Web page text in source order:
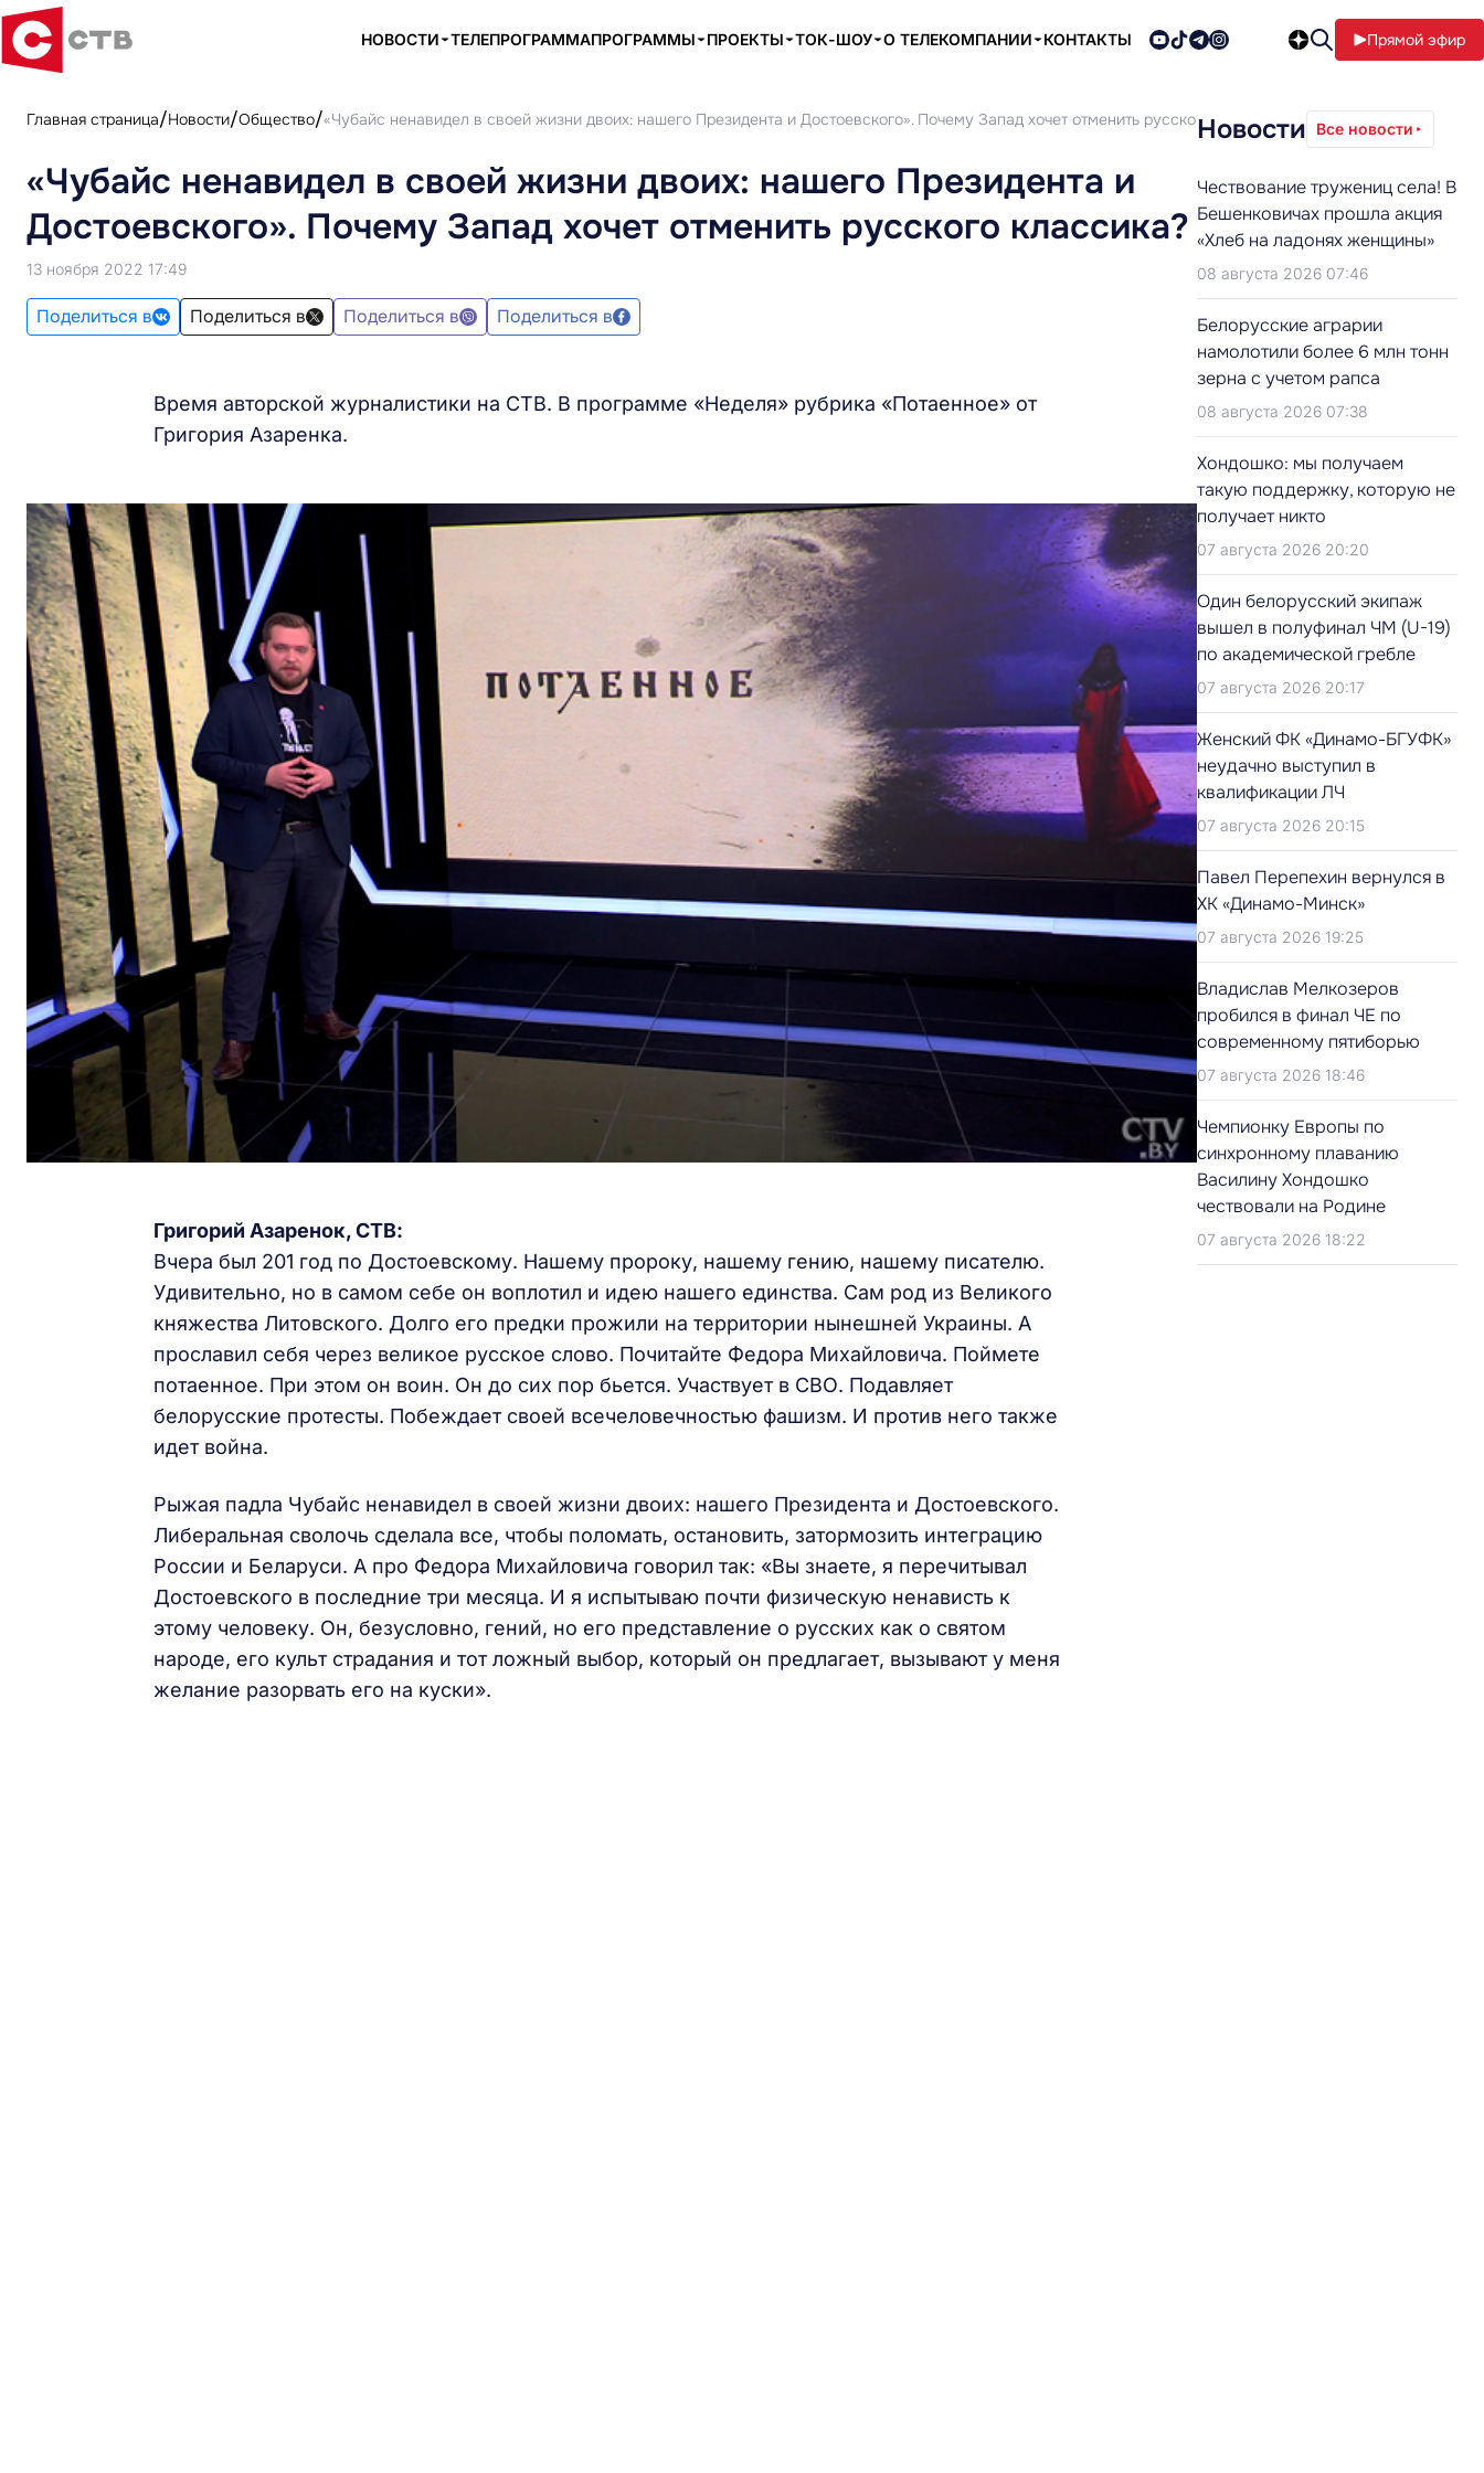
НОВОСТИ ТЕЛЕПРОГРАММАПРОГРАММЫ ПРОЕКТЫ ТОК-ШОУ О ТЕЛЕКОМПАНИИ КОНТАКТЫ Прямой эфир
Главная страница Новости Общество «Чубайс ненавидел в своей жизни двоих: нашего Президента и Достоевского». Почему Запад хочет отменить русского классика?
«Чубайс ненавидел в своей жизни двоих: нашего Президента и
Достоевского». Почему Запад хочет отменить русского классика?
13 ноября 2022 17:49
Поделиться в Поделиться в Поделиться в Поделиться в
Время авторской журналистики на СТВ. В программе «Неделя» рубрика «Потаенное» от
Григория Азаренка.
Григорий Азаренок, СТВ:
Вчера был 201 год по Достоевскому. Нашему пророку, нашему гению, нашему писателю.
Удивительно, но в самом себе он воплотил и идею нашего единства. Сам род из Великого
княжества Литовского. Долго его предки прожили на территории нынешней Украины. А
прославил себя через великое русское слово. Почитайте Федора Михайловича. Поймете
потаенное. При этом он воин. Он до сих пор бьется. Участвует в СВО. Подавляет
белорусские протесты. Побеждает своей всечеловечностью фашизм. И против него также
идет война.
Рыжая падла Чубайс ненавидел в своей жизни двоих: нашего Президента и Достоевского.
Либеральная сволочь сделала все, чтобы поломать, остановить, затормозить интеграцию
России и Беларуси. А про Федора Михайловича говорил так: «Вы знаете, я перечитывал
Достоевского в последние три месяца. И я испытываю почти физическую ненависть к
этому человеку. Он, безусловно, гений, но его представление о русских как о святом
народе, его культ страдания и тот ложный выбор, который он предлагает, вызывают у меня
желание разорвать его на куски».
Новости Все новости
Чествование тружениц села! В
Бешенковичах прошла акция
«Хлеб на ладонях женщины»
08 августа 2026 07:46
Белорусские аграрии
намолотили более 6 млн тонн
зерна с учетом рапса
08 августа 2026 07:38
Хондошко: мы получаем
такую поддержку, которую не
получает никто
07 августа 2026 20:20
Один белорусский экипаж
вышел в полуфинал ЧМ (U-19)
по академической гребле
07 августа 2026 20:17
Женский ФК «Динамо-БГУФК»
неудачно выступил в
квалификации ЛЧ
07 августа 2026 20:15
Павел Перепехин вернулся в
ХК «Динамо-Минск»
07 августа 2026 19:25
Владислав Мелкозеров
пробился в финал ЧЕ по
современному пятиборью
07 августа 2026 18:46
Чемпионку Европы по
синхронному плаванию
Василину Хондошко
чествовали на Родине
07 августа 2026 18:22